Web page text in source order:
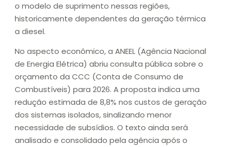
o modelo de suprimento nessas regiões,
historicamente dependentes da geração térmica
a diesel.
No aspecto econômico, a ANEEL (Agência Nacional
de Energia Elétrica) abriu consulta pública sobre o
orçamento da CCC (Conta de Consumo de
Combustíveis) para 2026. A proposta indica uma
redução estimada de 8,8% nos custos de geração
dos sistemas isolados, sinalizando menor
necessidade de subsídios. O texto ainda será
analisado e consolidado pela agência após o